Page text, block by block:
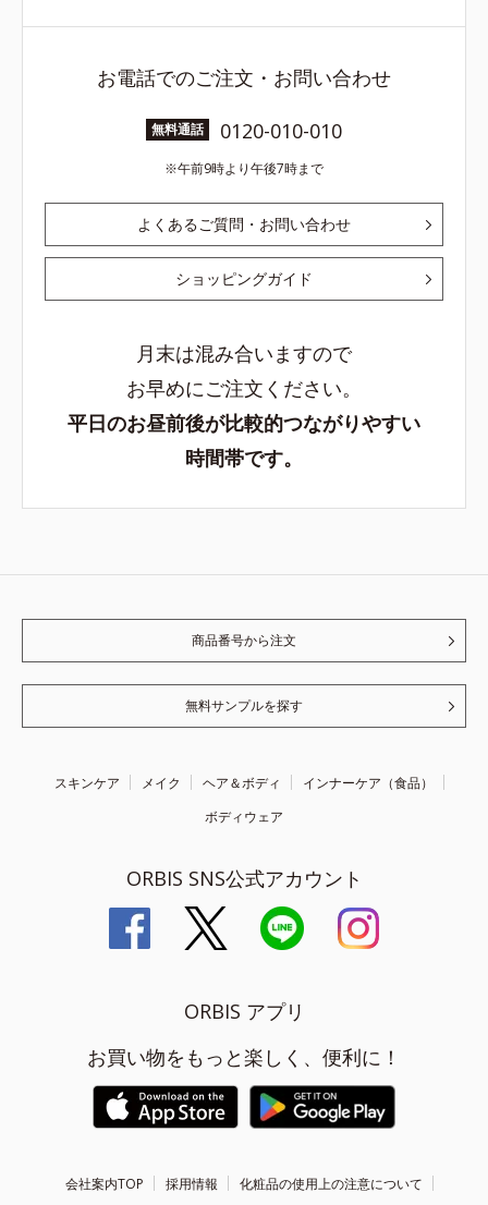
お電話でのご注文・お問い合わせ
無料通話 0120-010-010
午前9時より午後7時まで
よくあるご質問・お問い合わせ
ショッピングガイド
月末は混み合いますので
お早めにご注文ください。
平日のお昼前後が比較的つながりやすい
時間帯です。
商品番号から注文
無料サンプルを探す
スキンケア メイク ヘア＆ボディ
インナーケア（食品）
ボディウェア
ORBIS SNS公式アカウント
ORBIS アプリ
お買い物をもっと楽しく、便利に！
会社案内TOP 採用情報 化粧品の使用上の注意について